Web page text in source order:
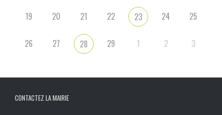
19 20 21 22 23 24 25
26 27 28 29 1 2 3
CONTACTEZ LA MAIRIE